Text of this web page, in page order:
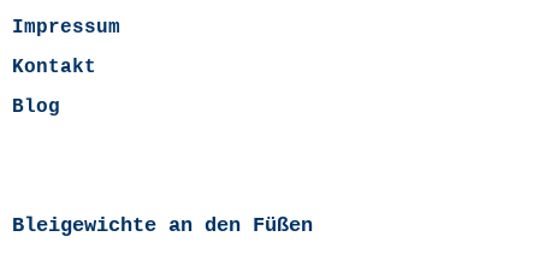
Impressum
Kontakt
Blog
Bleigewichte an den Füßen